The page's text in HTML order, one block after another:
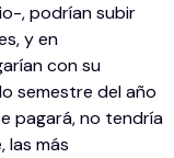
, podrían subir
y en
con su
semestre del año
pagará, no tendría
las más